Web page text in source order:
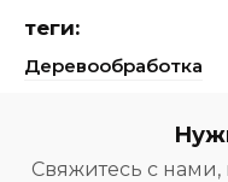
теги:
Деревообработка
Свяжитесь с